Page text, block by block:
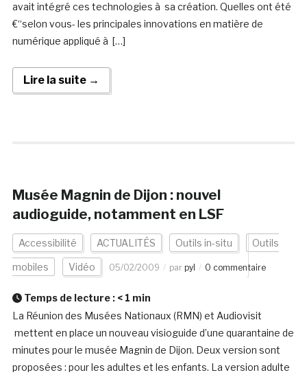
avait intégré ces technologies à sa création. Quelles ont été
€“selon vous- les principales innovations en matière de
numérique appliqué à […]
Lire la suite →
Musée Magnin de Dijon : nouvel
audioguide, notamment en LSF
Accessibilité ACTUALITÉS Outils in-situ Outils
mobiles Vidéo 05/02/2009 par pyl 0 commentaire
Temps de lecture : < 1 min
La Réunion des Musées Nationaux (RMN) et Audiovisit
mettent en place un nouveau visioguide d’une quarantaine de
minutes pour le musée Magnin de Dijon. Deux version sont
proposées : pour les adultes et les enfants. La version adulte